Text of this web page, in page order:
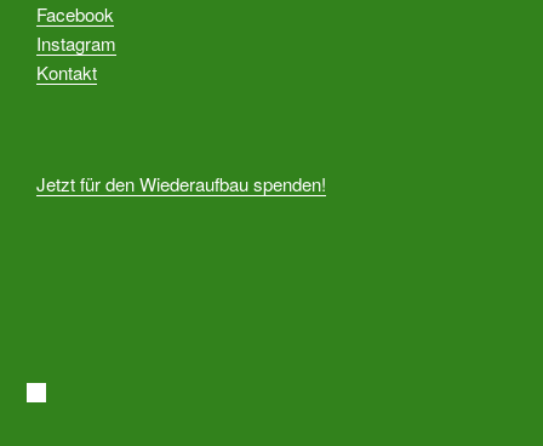
Facebook
Instagram
Kontakt
Jetzt für den Wiederaufbau spenden!